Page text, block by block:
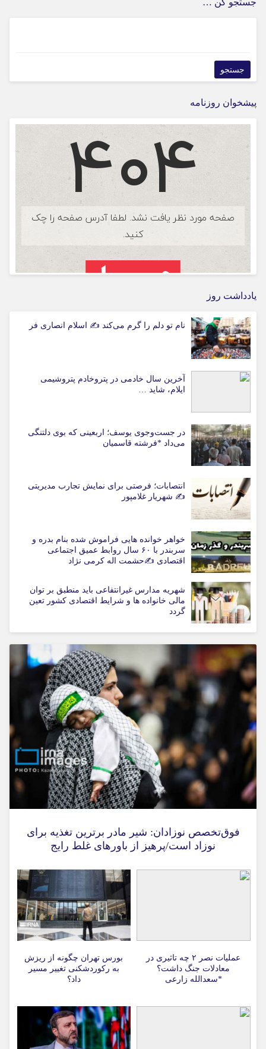
جستجو کن …
پیشخوان روزنامه
یادداشت روز
نام تو دلم را گرم می‌کند ✍️ اسلام انصاری فر
آخرین سال خادمی در پتروخادم پتروشیمی
ایلام، شاید …
در جست‌وجوی یوسف؛ اربعینی که بوی دلتنگی
می‌داد *فرشته قاسمیان
انتصابات؛ فرصتی برای نمایش تجارب مدیریتی
✍ شهریار غلامپور
خواهر خوانده هایی فراموش شده بنام بدره و
سربندر با ۶۰ سال روابط عمیق اجتماعی
اقتصادی ✍حشمت اله کرمی نژاد
شهریه مدارس غیرانتفاعی باید منطبق بر توان
مالی خانواده ها و شرایط اقتصادی کشور تعین
گردد
فوق‌تخصص نوزادان: شیر مادر برترین تغذیه برای
نوزاد است/پرهیز از باورهای غلط رایج
عملیات نصر ۲ چه تاثیری در
معادلات جنگ داشت؟
*سعدالله زارعی
بورس تهران چگونه از ریزش
به رکوردشکنی تغییر مسیر
داد؟